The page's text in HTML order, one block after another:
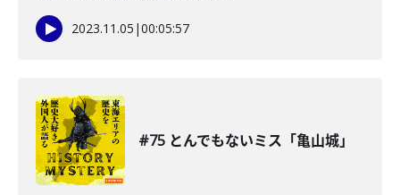
2023.11.05 |00:05:57
#75 とんでもないミス「亀山城」